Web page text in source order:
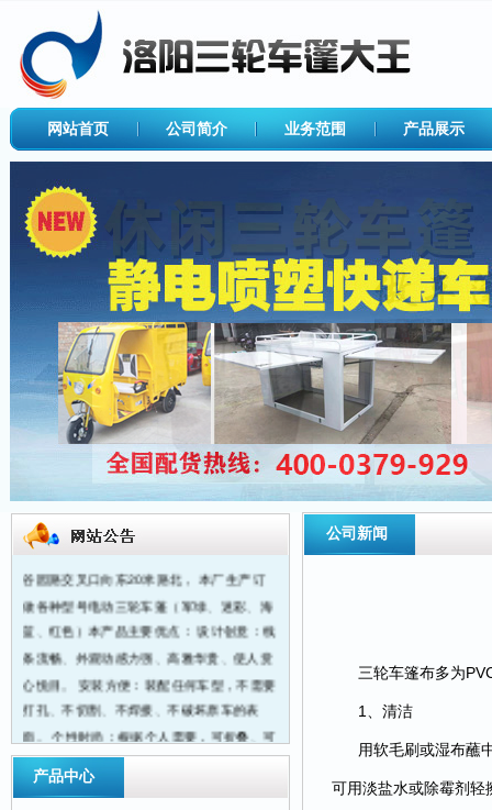
网站首页 公司简介 业务范围 产品展示
公司新闻
三轮车篷布多为
1、清洁
用软毛刷或湿布蘸
可用淡盐水或除霉剂轻
洛阳三轮车篷大王位于洛阳市纱厂东路与金
蓝、红色）本产品主要优点： 设计创意：线
条流畅、外观动感力强、高雅华贵、使人赏
打孔、不切割、不焊接、不破坏原车的表
面。 个性时尚：根据个人需要，可折叠、可
拆卸、高低可升降。 四季实用：冬季挡寒保
暖、夏季遮阳防雨、实用舒心。 适装车型：
产品中心